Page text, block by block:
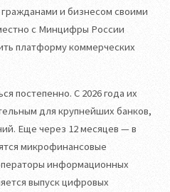
и бизнесом своими
с Минцифры России
платформу коммерческих
постепенно. С 2026 года их
для крупнейших банков,
Еще через 12 месяцев — в
микрофинансовые
информационных
выпуск цифровых